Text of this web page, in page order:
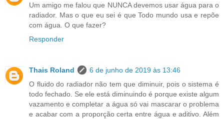
Um amigo me falou que NUNCA devemos usar água para o
radiador. Mas o que eu sei é que Todo mundo usa e repõe
com água. O que fazer?
Responder
Thais Roland
6 de junho de 2019 às 13:46
O fluido do radiador não tem que diminuir, pois o sistema é
todo fechado. Se ele está diminuindo é porque existe algum
vazamento e completar a água só vai mascarar o problema
e acabar com a proporção certa entre água e aditivo. Além